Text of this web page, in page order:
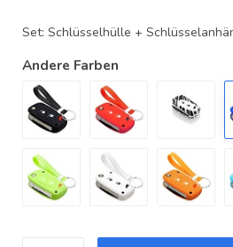
Set: Schlüsselhülle +
Andere Farben